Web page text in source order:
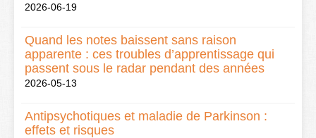
2026-06-19
Quand les notes baissent sans raison
apparente : ces troubles d’apprentissage qui
passent sous le radar pendant des années
2026-05-13
Antipsychotiques et maladie de Parkinson :
effets et risques